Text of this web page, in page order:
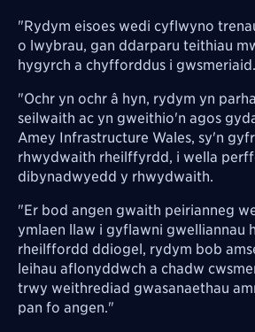
"Rydym eisoes wedi cyflwyno
o lwybrau, gan ddarparu teithiau
hygyrch a chyfforddus i gwsmeriaid.
"Ochr yn ochr â hyn, rydym yn
seilwaith ac yn gweithio'n agos
Amey Infrastructure Wales, sy'n
rhwydwaith rheilffyrdd, i wella
dibynadwyedd y rhwydwaith.
"Er bod angen gwaith peirianneg
ymlaen llaw i gyflawni gwelliannau
rheilffordd ddiogel, rydym bob
leihau aflonyddwch a chadw
trwy weithrediad gwasanaethau
pan fo angen."